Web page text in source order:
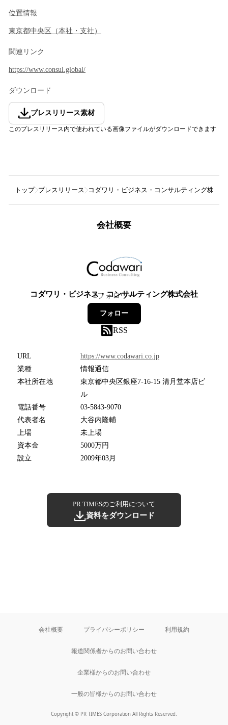
位置情報
東京都中央区 （本社・支社 ）
関連リンク
https://www.consul.global/
ダウンロード
プレスリリース素材
このプレスリリース内で使われている画像ファイルがダウンロードできます
トップ プレスリリース コダワリ・ビジネス・コンサルティング株式
会社概要
コダワリ・ビジネス・コンサルティング株式会社
2フォロワー
フォロー
RSS
URL
https://www.codawari.co.jp
業種
情報通信
本社所在地
東京都中央区銀座7-16-15 清月堂本店ビ
ル
電話番号
03-5843-9070
代表者名
大谷内隆輔
上場
未上場
資本金
5000万円
設立
2009年03月
PR TIMESのご利用について
資料をダウンロード
会社概要 プライバシーポリシー 利用規約
報道関係者からのお問い合わせ
企業様からのお問い合わせ
一般の皆様からのお問い合わせ
Copyright © PR TIMES Corporation All Rights Reserved.